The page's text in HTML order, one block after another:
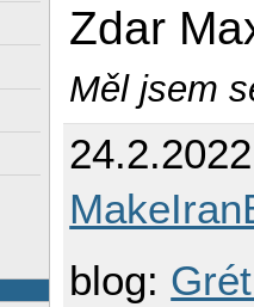
Zdar
Měl jsem
blog: